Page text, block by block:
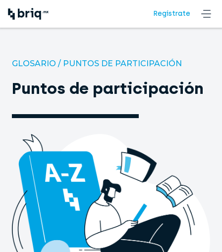
Regístrate
GLOSARIO / PUNTOS DE PARTICIPACIÓN
Puntos de participación